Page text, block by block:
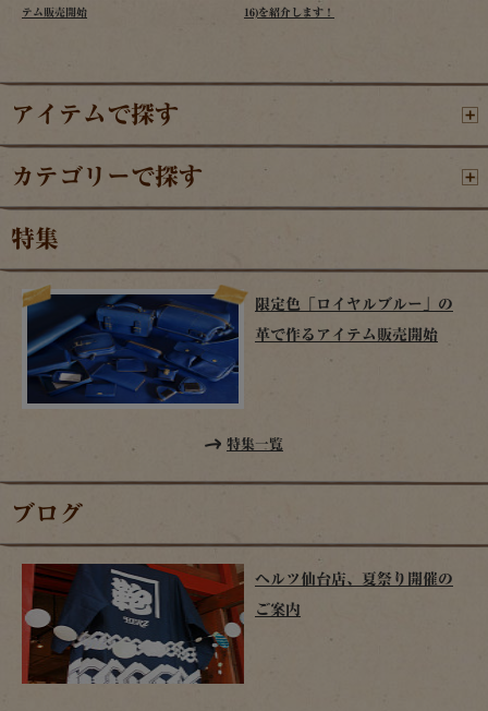
テム販売開始
16)を紹介します！
アイテムで探す
カテゴリーで探す
特集
限定色「ロイヤルブルー」の
革で作るアイテム販売開始
特集一覧
ブログ
ヘルツ仙台店、夏祭り開催の
ご案内